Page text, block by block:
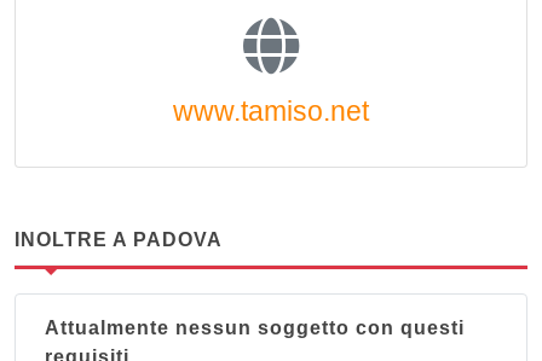
www.tamiso.net
INOLTRE A PADOVA
Attualmente nessun soggetto con questi
requisiti